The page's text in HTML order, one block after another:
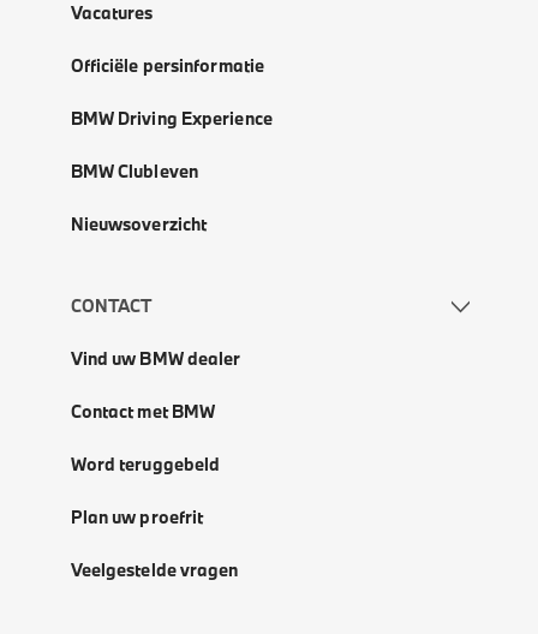
Vacatures
Officiële persinformatie
BMW Driving Experience
BMW Clubleven
Nieuwsoverzicht
CONTACT
Vind uw BMW dealer
Contact met BMW
Word teruggebeld
Plan uw proefrit
Veelgestelde vragen